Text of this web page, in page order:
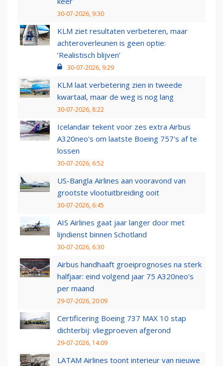
30-07-2026, 9:30
KLM ziet resultaten verbeteren, maar
achteroverleunen is geen optie:
‘Realistisch blijven’
30-07-2026, 9:29
KLM laat verbetering zien in tweede
kwartaal, maar de weg is nog lang
30-07-2026, 8:22
Icelandair tekent voor zes extra Airbus
A320neo's om laatste Boeing 757's af te
lossen
30-07-2026, 6:52
US-Bangla Airlines aan vooravond van
grootste vlootuitbreiding ooit
30-07-2026, 6:45
AIS Airlines gaat jaar langer door met
lijndienst binnen Schotland
30-07-2026, 6:30
Airbus handhaaft groeiprognoses na sterk
halfjaar: eind volgend jaar 75 A320neo’s
per maand
29-07-2026, 20:09
Certificering Boeing 737 MAX 10 stap
dichterbij: vliegproeven afgerond
29-07-2026, 14:09
LATAM Airlines toont interieur van nieuwe